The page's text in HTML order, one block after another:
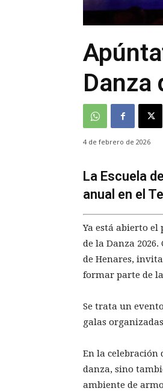
Danza
4 de febrero de 2026
La Escuela
anual en el
Ya está abierto
de la Danza
de Henares,
formar parte de
Se trata un
galas
En la celebración
danza, sino
ambiente de